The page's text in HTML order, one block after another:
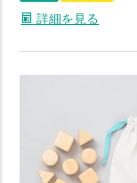
詳細を見る